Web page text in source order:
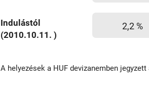
Indulástól
(2010.10.11. )
2,2 %
A helyezések a HUF devizanemben